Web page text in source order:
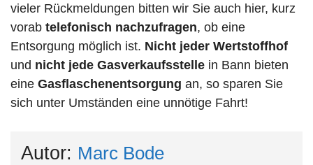
vieler Rückmeldungen bitten wir Sie auch hier, kurz
vorab telefonisch nachzufragen, ob eine
Entsorgung möglich ist. Nicht jeder Wertstoffhof
und nicht jede Gasverkaufsstelle in Bann bieten
eine Gasflaschenentsorgung an, so sparen Sie
sich unter Umständen eine unnötige Fahrt!
Autor: Marc Bode